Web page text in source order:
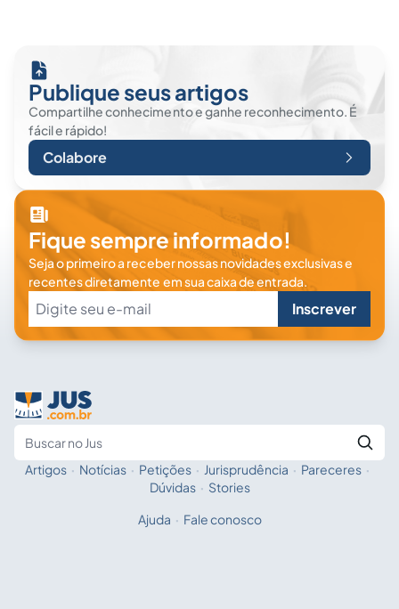
Publique seus artigos
Compartilhe conhecimento e ganhe reconhecimento. É
fácil e rápido!
Colabore
Fique sempre informado!
Seja o primeiro a receber nossas novidades exclusivas e
recentes diretamente em sua caixa de entrada.
Inscrever
Fale com a IA
Artigos · Notícias · Petições · Jurisprudência · Pareceres ·
Dúvidas · Stories
Ajuda · Fale conosco